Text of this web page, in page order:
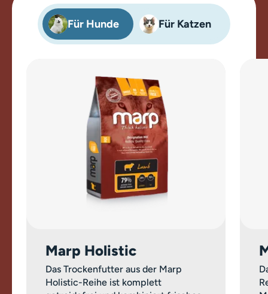
Für Hunde Für Katzen
Marp Holistic
Das Trockenfutter aus der Marp
Holistic-Reihe ist komplett